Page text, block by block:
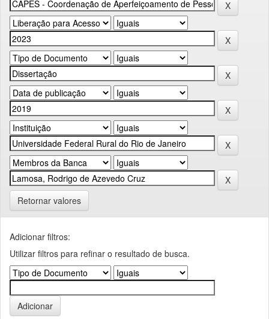
Retornar valores
Adicionar filtros:
Utilizar filtros para refinar o resultado de busca.